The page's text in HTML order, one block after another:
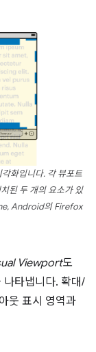
화입니다. 각 뷰포트
된 두 개의 요소가 있
Android의 Firefox
Viewport도
나타냅니다. 확대/
웃 표시 영역과